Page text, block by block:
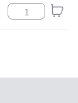
Uni weiß